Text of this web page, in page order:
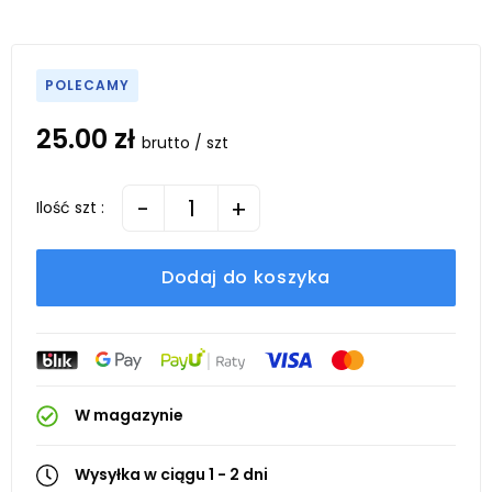
POLECAMY
25.00 zł brutto / szt
Ilość szt : - +
Dodaj do koszyka
W magazynie
Wysyłka w ciągu 1 - 2 dni